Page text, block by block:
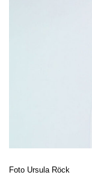
Foto Ursula Röck